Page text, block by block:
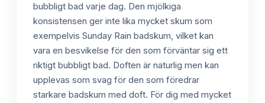
bubbligt bad varje dag. Den mjölkiga
konsistensen ger inte lika mycket skum som
exempelvis Sunday Rain badskum, vilket kan
vara en besvikelse för den som förväntar sig ett
riktigt bubbligt bad. Doften är naturlig men kan
upplevas som svag för den som föredrar
starkare badskum med doft. För dig med mycket